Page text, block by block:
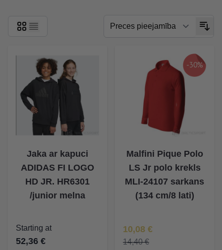
Jaka ar kapuci
ADIDAS FI LOGO
HD JR. HR6301
/junior melna
Starting at
52,36 €
-30%
Malfini Pique Polo
LS Jr polo krekls
MLI-24107 sarkans
(134 cm/8 lati)
Īpaša Cena
10,08 €
14,40 €